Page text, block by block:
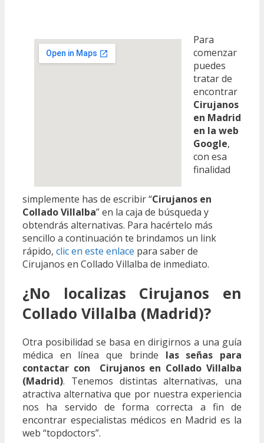
Para
comenzar
puedes
tratar de
encontrar
Cirujanos
en Madrid
en la web
Google,
con esa
finalidad
simplemente has de escribir “Cirujanos en
Collado Villalba” en la caja de búsqueda y
obtendrás alternativas. Para hacértelo más
sencillo a continuación te brindamos un link
rápido, clic en este enlace para saber de
Cirujanos en Collado Villalba de inmediato.
¿No localizas Cirujanos en
Collado Villalba (Madrid)?
Otra posibilidad se basa en dirigirnos a una guía
médica en línea que brinde las señas para
contactar con Cirujanos en Collado Villalba
(Madrid). Tenemos distintas alternativas, una
atractiva alternativa que por nuestra experiencia
nos ha servido de forma correcta a fin de
encontrar especialistas médicos en Madrid es la
web “topdoctors”.